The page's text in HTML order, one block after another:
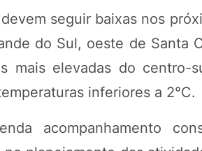
seguir baixas nos
do Sul, oeste de Santa
mais elevadas do centro-
inferiores a 2°C.
acompanhamento